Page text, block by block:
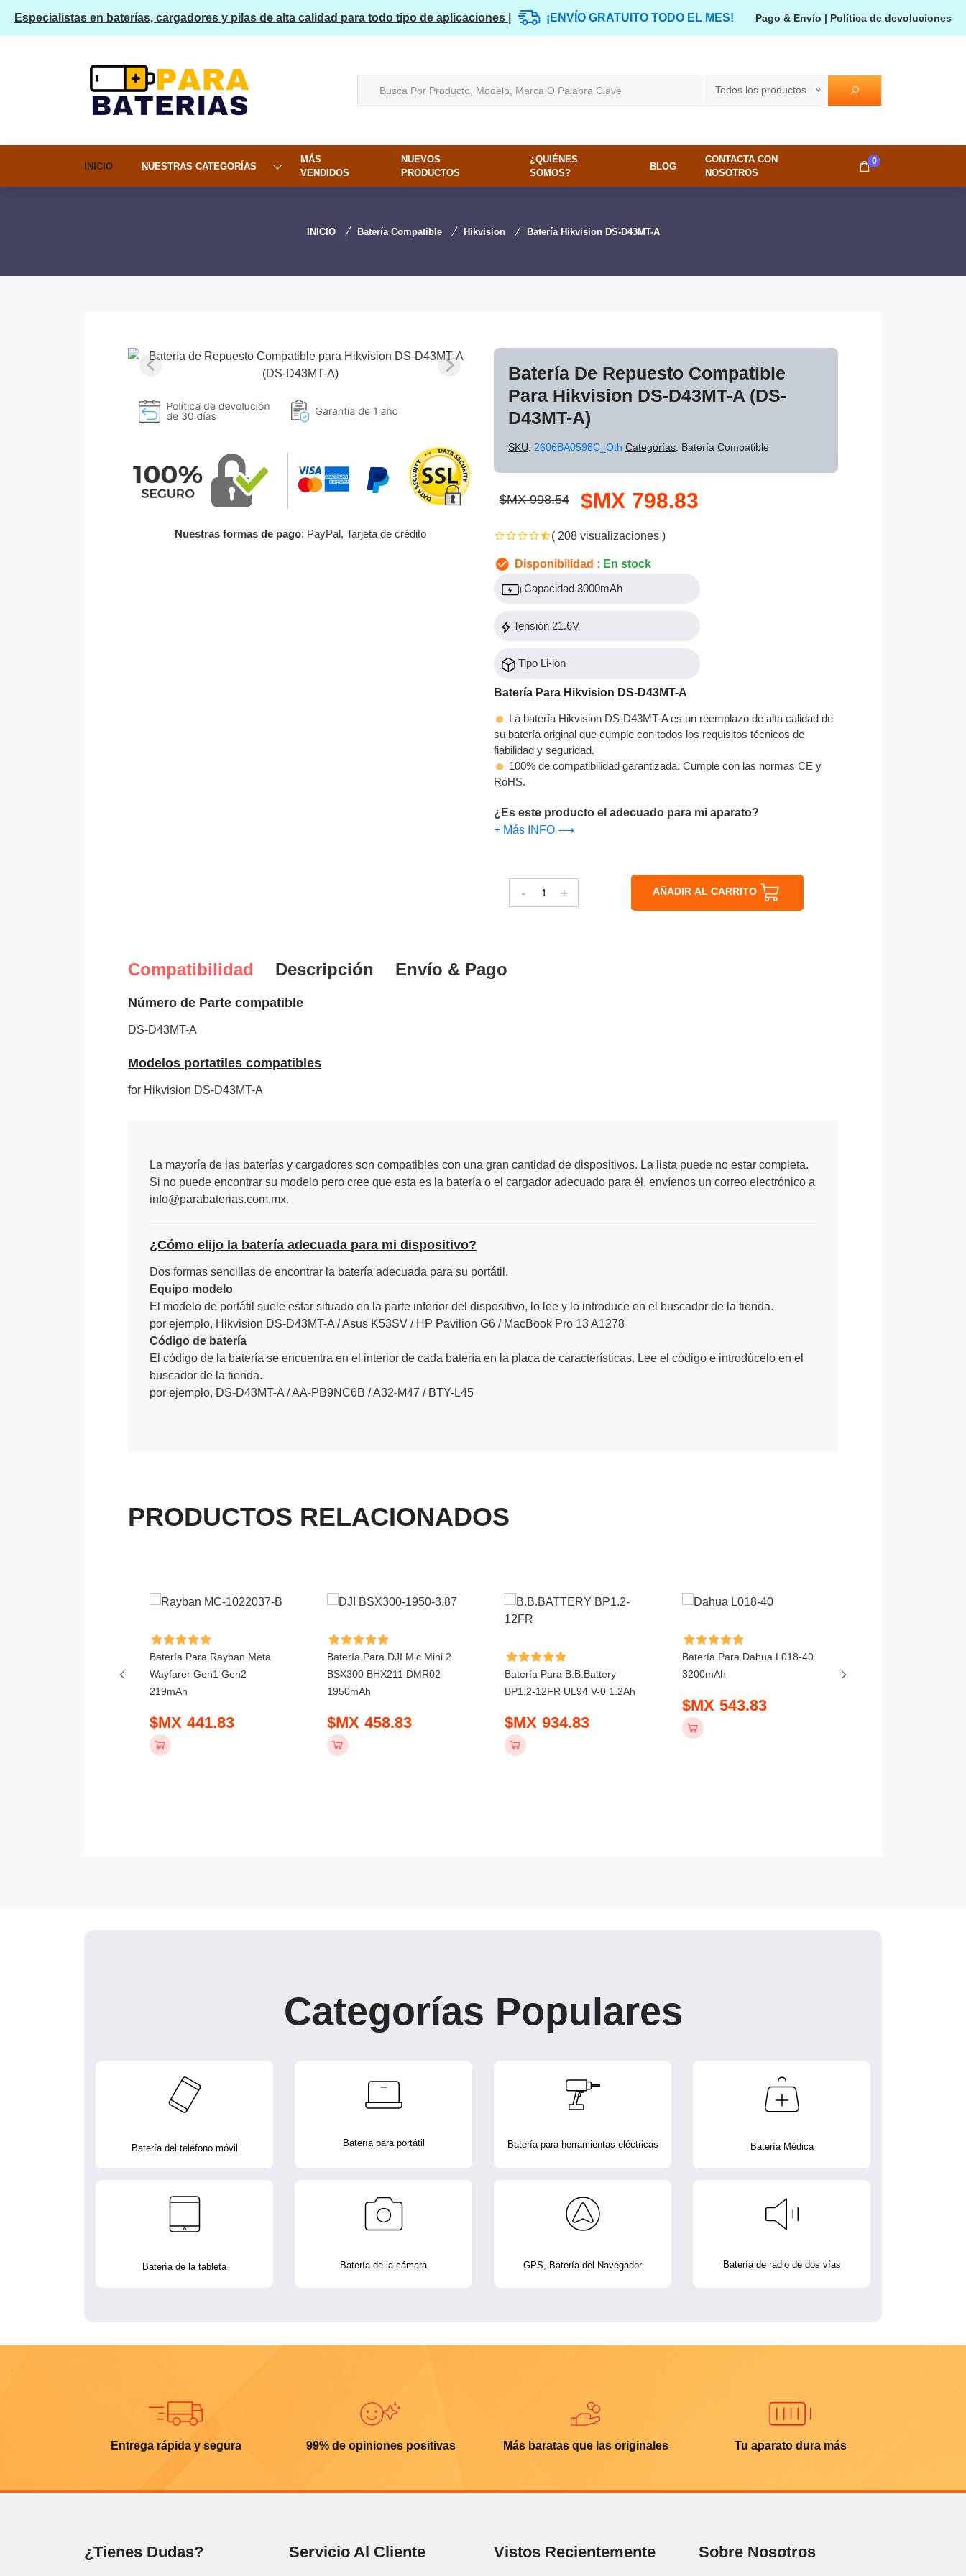
Especialistas en baterías, cargadores y pilas de alta calidad para todo tipo de aplicaciones | ¡ENVÍO GRATUITO TODO EL MES! Pago & Envío | Política de devoluciones
Todos los productos
INICIO NUESTRAS CATEGORÍAS
MÁS
VENDIDOS
NUEVOS
PRODUCTOS
¿QUIÉNES
SOMOS?
BLOG
CONTACTA CON
NOSOTROS
0
INICIO Batería Compatible Hikvision Batería Hikvision DS-D43MT-A
Nuestras formas de pago: PayPal, Tarjeta de crédito
Batería De Repuesto Compatible
Para Hikvision DS-D43MT-A (DS-
D43MT-A)
SKU: 2606BA0598C_Oth Categorías: Batería Compatible
$MX 998.54 $MX 798.83
( 208 visualizaciones )
Disponibilidad : En stock
Capacidad 3000mAh
Tensión 21.6V
Tipo Li-ion
Batería Para Hikvision DS-D43MT-A
La batería Hikvision DS-D43MT-A es un reemplazo de alta calidad de
su batería original que cumple con todos los requisitos técnicos de
fiabilidad y seguridad.
100% de compatibilidad garantizada. Cumple con las normas CE y
RoHS.
¿Es este producto el adecuado para mi aparato?
+ Más INFO ⟶
- + AÑADIR AL CARRITO
Compatibilidad Descripción Envío & Pago
Número de Parte compatible
DS-D43MT-A
Modelos portatiles compatibles
for Hikvision DS-D43MT-A
La mayoría de las baterías y cargadores son compatibles con una gran cantidad de dispositivos. La lista puede no estar completa.
Si no puede encontrar su modelo pero cree que esta es la batería o el cargador adecuado para él, envíenos un correo electrónico a
info@parabaterias.com.mx.
¿Cómo elijo la batería adecuada para mi dispositivo?
Dos formas sencillas de encontrar la batería adecuada para su portátil.
Equipo modelo
El modelo de portátil suele estar situado en la parte inferior del dispositivo, lo lee y lo introduce en el buscador de la tienda.
por ejemplo, Hikvision DS-D43MT-A / Asus K53SV / HP Pavilion G6 / MacBook Pro 13 A1278
Código de batería
El código de la batería se encuentra en el interior de cada batería en la placa de características. Lee el código e introdúcelo en el
buscador de la tienda.
por ejemplo, DS-D43MT-A / AA-PB9NC6B / A32-M47 / BTY-L45
PRODUCTOS RELACIONADOS
Batería Para Rayban Meta
Wayfarer Gen1 Gen2
219mAh
$MX 441.83
Batería Para DJI Mic Mini 2
BSX300 BHX211 DMR02
1950mAh
$MX 458.83
Batería Para B.b.battery
BP1.2-12FR UL94 V-0 1.2Ah
$MX 934.83
Batería Para Dahua L018-40
3200mAh
$MX 543.83
Categorías Populares
Batería del teléfono móvil Batería para portátil Batería para herramientas eléctricas Batería Médica
Batería de la tableta Batería de la cámara GPS, Batería del Navegador Batería de radio de dos vías
Entrega rápida y segura 99% de opiniones positivas Más baratas que las originales Tu aparato dura más
¿Tienes Dudas? Servicio Al Cliente Vistos Recientemente Sobre Nosotros